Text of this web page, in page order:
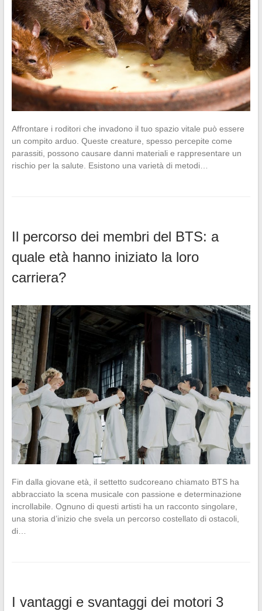
Affrontare i roditori che invadono il tuo spazio vitale può essere
un compito arduo. Queste creature, spesso percepite come
parassiti, possono causare danni materiali e rappresentare un
rischio per la salute. Esistono una varietà di metodi…
Il percorso dei membri del BTS: a
quale età hanno iniziato la loro
carriera?
Fin dalla giovane età, il settetto sudcoreano chiamato BTS ha
abbracciato la scena musicale con passione e determinazione
incrollabile. Ognuno di questi artisti ha un racconto singolare,
una storia d’inizio che svela un percorso costellato di ostacoli,
di…
I vantaggi e svantaggi dei motori 3